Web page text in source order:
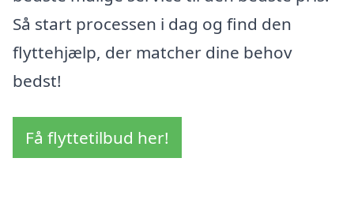
Så start processen i dag og find den
flyttehjælp, der matcher dine behov
bedst!
Få flyttetilbud her!